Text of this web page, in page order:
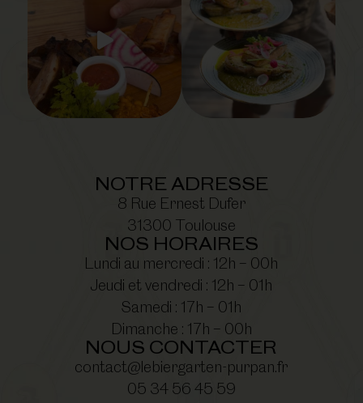
NOTRE ADRESSE
8 Rue Ernest Dufer
31300 Toulouse
NOS HORAIRES
Lundi au mercredi : 12h – 00h
Jeudi et vendredi : 12h – 01h
Samedi : 17h – 01h
Dimanche : 17h – 00h
NOUS CONTACTER
contact@lebiergarten-purpan.fr
05 34 56 45 59